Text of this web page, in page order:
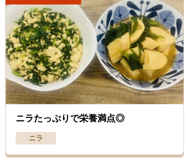
ニラたっぷりで栄養満点◎
ニラ